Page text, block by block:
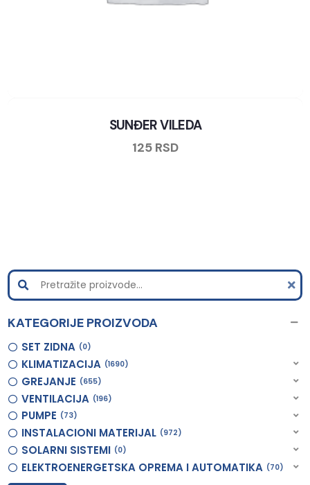
SUNĐER VILEDA
125 RSD
KATEGORIJE PROIZVODA
SET ZIDNA 0
KLIMATIZACIJA 1690
GREJANJE 655
VENTILACIJA 196
PUMPE 73
INSTALACIONI MATERIJAL 972
SOLARNI SISTEMI 0
ELEKTROENERGETSKA OPREMA I AUTOMATIKA 70